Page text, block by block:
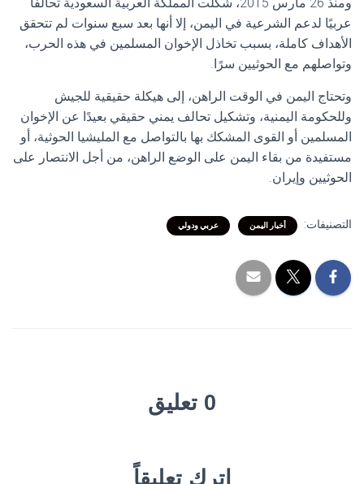
عربيًا لدعم الشرعية في اليمن، إلا أنها بعد سبع سنوات لم تتحقق
الأهداف كاملة، بسبب تخاذل الإخوان المسلمين في هذه الحرب،
وتواصلهم مع الحوثيين سرًا.
وتحتاج اليمن في الوقت الراهن، إلى هيكلة حقيقية للجيش
وللحكومة اليمنية، وتشكيل تحالف يمني حقيقي بعيدًا عن الإخوان
المسلمين أو القوى المشكك بها بالتواصل مع المليشيا الحوثية، أو
مستفيدة من بقاء اليمن على الوضع الراهن، من أجل الانتصار على
الحوثيين وإيران.
التصنيفات: أخبار اليمن عربي ودولي
0 تعليق
اترك تعليقاً